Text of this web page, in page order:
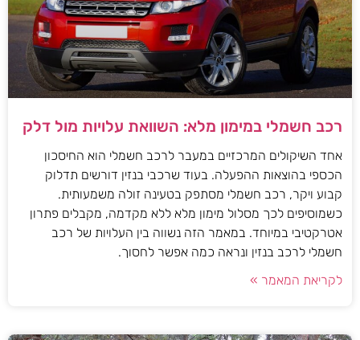
רכב חשמלי במימון מלא: השוואת עלויות מול דלק
אחד השיקולים המרכזיים במעבר לרכב חשמלי הוא החיסכון
הכספי בהוצאות ההפעלה. בעוד שרכבי בנזין דורשים תדלוק
קבוע ויקר, רכב חשמלי מסתפק בטעינה זולה משמעותית.
כשמוסיפים לכך מסלול מימון מלא ללא מקדמה, מקבלים פתרון
אטרקטיבי במיוחד. במאמר הזה נשווה בין העלויות של רכב
חשמלי לרכב בנזין ונראה כמה אפשר לחסוך.
לקריאת המאמר »